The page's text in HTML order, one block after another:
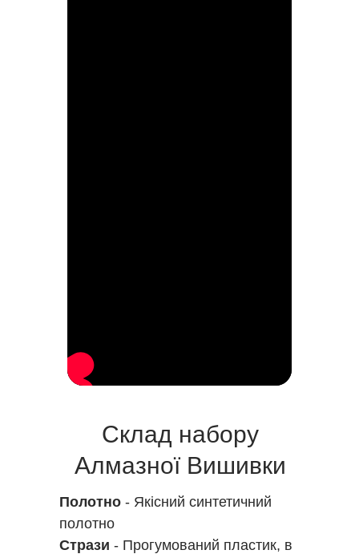
Полотно - Якісний синтетичний
полотно
Стрази - Прогумований пластик, в
Склад набору
Алмазної Вишивки